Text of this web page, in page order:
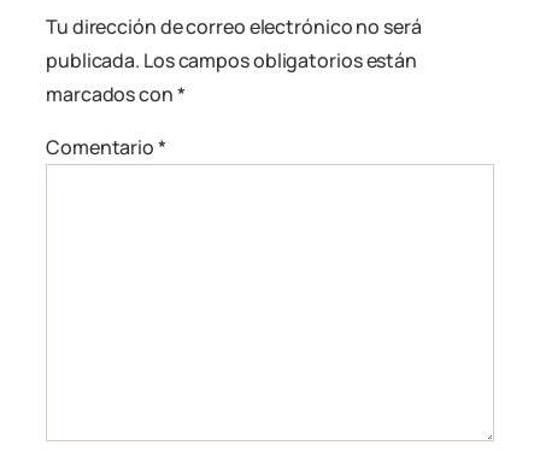
Tu dirección de correo electrónico no será
publicada. Los campos obligatorios están
marcados con*
Comentario*